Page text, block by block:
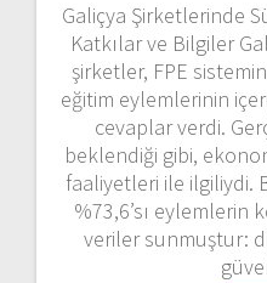
Galiçya Şirketlerinde
Katkılar ve Bilgiler
şirketler, FPE
eğitim eylemlerinin
cevaplar verdi.
beklendiği gibi,
faaliyetleri ile ilgiliydi.
%73,6’sı eylemlerin
veriler sunmuştur: